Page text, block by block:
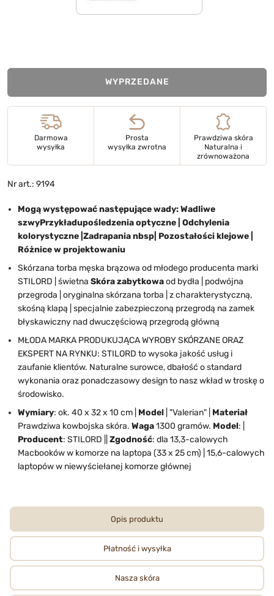
WYPRZEDANE
Darmowa
wysyłka
Prosta
wysyłka zwrotna
Prawdziwa skóra
Naturalna i
zrównoważona
Nr art.: 9194
Mogą występować następujące wady: Wadliwe
szwyPrzykładupośledzenia optyczne Odchylenia
kolorystyczne Zadrapania nbsp Pozostałości klejowe
Różnice w projektowaniu
Skórzana torba męska brązowa od młodego producenta marki
STILORD | świetna Skóra zabytkowaod bydła | podwójna
przegroda | oryginalna skórzana torba | z charakterystyczną,
skośną klapą | specjalnie zabezpieczoną przegrodą na zamek
błyskawiczny nad dwuczęściową przegrodą główną
MŁODA MARKA PRODUKUJĄCA WYROBY SKÓRZANE ORAZ
EKSPERT NA RYNKU: STILORD to wysoka jakość usług i
zaufanie klientów. Naturalne surowce, dbałość o standard
wykonania oraz ponadczasowy design to nasz wkład w troskę o
środowisko.
Wymiary: ok. 40 x 32 x 10 cm | Model | "Valerian" | Materiał
Prawdziwa kowbojska skóra. Waga1300 gramów. Model: |
Producent: STILORD || Zgodność: dla 13,3-calowych
Macbooków w komorze na laptopa (33 x 25 cm) | 15,6-calowych
laptopów w niewyściełanej komorze głównej
Opis produktu
Płatność i wysyłka
Nasza skóra